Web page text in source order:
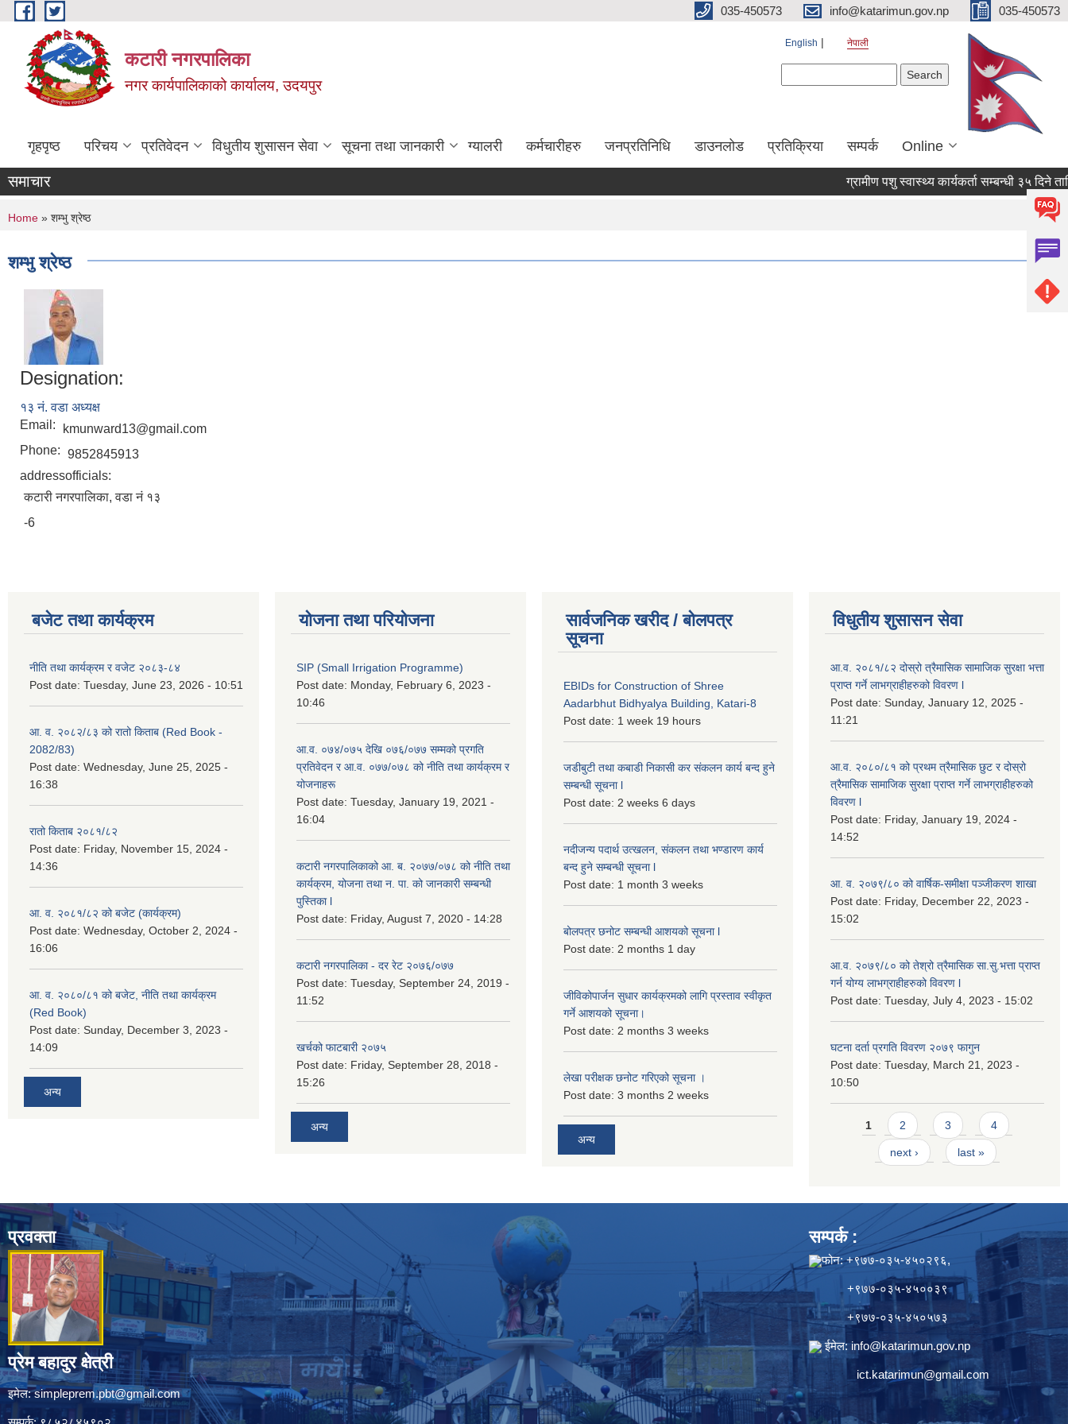
Skip to main content 035-450573 info@katarimun.gov.np 035-450573
कटारी नगरपालिका
नगर कार्यपालिकाको कार्यालय, उदयपुर
English नेपाली
गृहपृष्ठ परिचय प्रतिवेदन विधुतीय शुसासन सेवा सूचना तथा जानकारी ग्यालरी कर्मचारीहरु जनप्रतिनिधि डाउनलोड प्रतिक्रिया सम्पर्क Online
समाचार ग्रामीण पशु स्वास्थ्य कार्यकर्ता सम्बन्धी ३५ दिने
You are here
Home » शम्भु श्रेष्ठ
शम्भु श्रेष्ठ
Designation:
१३ नं. वडा अध्यक्ष
Email:
kmunward13@gmail.com
Phone: 9852845913
addressofficials:
कटारी नगरपालिका, वडा नं १३
-6
बजेट तथा कार्यक्रम
नीति तथा कार्यक्रम र वजेट २०८३-८४
Post date: Tuesday, June 23, 2026 - 10:51
आ. व. २०८२/८३ को रातो किताब (Red Book -
2082/83)
Post date: Wednesday, June 25, 2025 -
16:38
रातो किताब २०८१/८२
Post date: Friday, November 15, 2024 -
14:36
आ. व. २०८१/८२ को बजेट (कार्यक्रम)
Post date: Wednesday, October 2, 2024 -
16:06
आ. व. २०८०/८१ को बजेट, नीति तथा कार्यक्रम
(Red Book)
Post date: Sunday, December 3, 2023 -
14:09
अन्य
योजना तथा परियोजना
SIP (Small Irrigation Programme)
Post date: Monday, February 6, 2023 -
10:46
आ.व. ०७४/०७५ देखि ०७६/०७७ सम्मको प्रगति
प्रतिवेदन र आ.व. ०७७/०७८ को नीति तथा कार्यक्रम र
योजनाहरू
Post date: Tuesday, January 19, 2021 -
16:04
कटारी नगरपालिकाको आ. ब. २०७७/०७८ को नीति तथा
कार्यक्रम, योजना तथा न. पा. को जानकारी सम्बन्धी
पुस्तिका l
Post date: Friday, August 7, 2020 - 14:28
कटारी नगरपालिका - दर रेट २०७६/०७७
Post date: Tuesday, September 24, 2019 -
11:52
खर्चको फाटबारी २०७५
Post date: Friday, September 28, 2018 -
15:26
अन्य
सार्वजनिक खरीद / बोलपत्र
सूचना
EBIDs for Construction of Shree
Aadarbhut Bidhyalya Building, Katari-8
Post date: 1 week 19 hours
जडीबुटी तथा कबाडी निकासी कर संकलन कार्य बन्द हुने
सम्बन्धी सूचना l
Post date: 2 weeks 6 days
नदीजन्य पदार्थ उत्खलन, संकलन तथा भण्डारण कार्य
बन्द हुने सम्बन्धी सूचना l
Post date: 1 month 3 weeks
बोलपत्र छनोट सम्बन्धी आशयको सूचना l
Post date: 2 months 1 day
जीविकोपार्जन सुधार कार्यक्रमको लागि प्रस्ताव स्वीकृत
गर्ने आशयको सूचना।
Post date: 2 months 3 weeks
लेखा परीक्षक छनोट गरिएको सूचना ।
Post date: 3 months 2 weeks
अन्य
विधुतीय शुसासन सेवा
आ.व. २०८१/८२ दोस्रो त्रैमासिक सामाजिक सुरक्षा भत्ता
प्राप्त गर्ने लाभग्राहीहरुको विवरण l
Post date: Sunday, January 12, 2025 -
11:21
आ.व. २०८०/८१ को प्रथम त्रैमासिक छुट र दोस्रो
त्रैमासिक सामाजिक सुरक्षा प्राप्त गर्ने लाभग्राहीहरुको
विवरण l
Post date: Friday, January 19, 2024 -
14:52
आ. व. २०७९/८० को वार्षिक-समीक्षा पञ्जीकरण शाखा
Post date: Friday, December 22, 2023 -
15:02
आ.व. २०७९/८० को तेश्रो त्रैमासिक सा.सु.भ‍त्ता प्राप्त
गर्न योग्य लाभग्राहीहरुको विवरण l
Post date: Tuesday, July 4, 2023 - 15:02
घटना दर्ता प्रगति विवरण २०७९ फागुन
Post date: Tuesday, March 21, 2023 -
10:50
Pages
1 2 3 4
next › last »
प्रवक्ता
प्रेम बहादुर क्षेत्री
इमेल:simpleprem.pbt@gmail.com
सम्पर्क :
फोन: +९७७-०३५-४५०२९६,
+९७७-०३५-४५००३९
+९७७-०३५-४५०५७३
ईमेल:info@katarimun.gov.np
ict.katarimun@gmail.com